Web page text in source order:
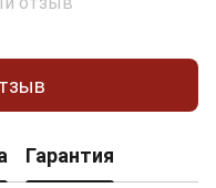
Гарантия